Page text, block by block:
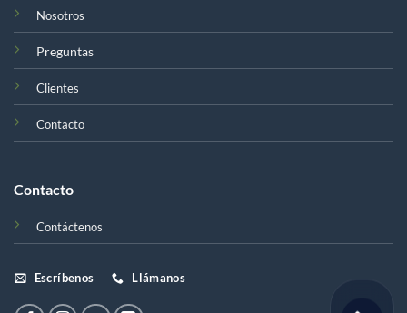
Nosotros
Preguntas
Clientes
Contacto
Contacto
Contáctenos
Escríbenos Llámanos